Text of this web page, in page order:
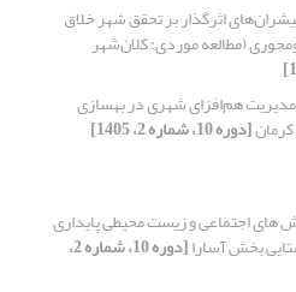
اثرگذار بر تحقق شهر خلاق
(مطالعه موردی: کلان‌شهر
هم‌افزای شهری در بهسازی
[دوره 10، شماره 2، 1405]
های اجتماعی و زیست محیطی پایداری
بخش آسارا [دوره 10، شماره 2،